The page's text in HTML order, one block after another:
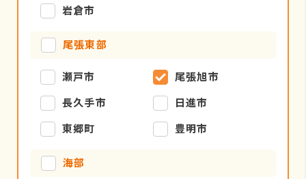
岩倉市
尾張東部
瀬戸市
尾張旭市
長久手市
日進市
東郷町
豊明市
海部